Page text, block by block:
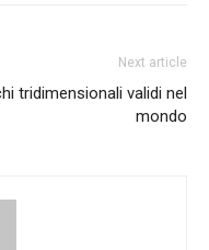
Next article
tridimensionali validi nel
mondo